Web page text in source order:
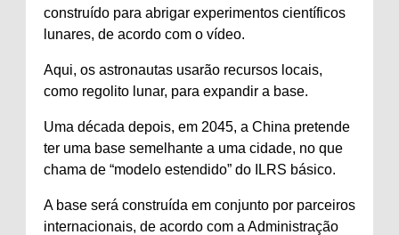
construído para abrigar experimentos científicos
lunares, de acordo com o vídeo.
Aqui, os astronautas usarão recursos locais,
como regolito lunar, para expandir a base.
Uma década depois, em 2045, a China pretende
ter uma base semelhante a uma cidade, no que
chama de “modelo estendido” do ILRS básico.
A base será construída em conjunto por parceiros
internacionais, de acordo com a Administração